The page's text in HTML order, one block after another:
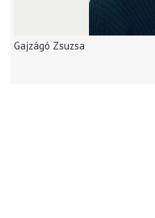
Gajzágó Zsuzsa